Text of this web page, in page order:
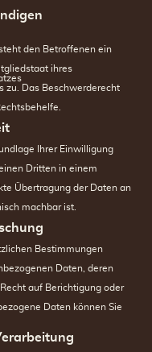
den Betroffenen ein
ihres
zu. Das Beschwerderecht
Ihrer Einwilligung
Dritten in einem
Übertragung der Daten an
machbar ist.
Bestimmungen
Daten, deren
auf Berichtigung oder
Daten können Sie